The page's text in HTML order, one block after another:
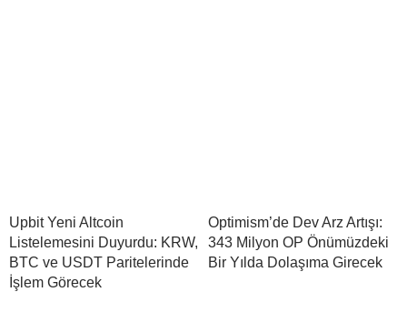
Upbit Yeni Altcoin
Listelemesini Duyurdu: KRW,
BTC ve USDT Paritelerinde
İşlem Görecek
Optimism’de Dev Arz Artışı:
343 Milyon OP Önümüzdeki
Bir Yılda Dolaşıma Girecek